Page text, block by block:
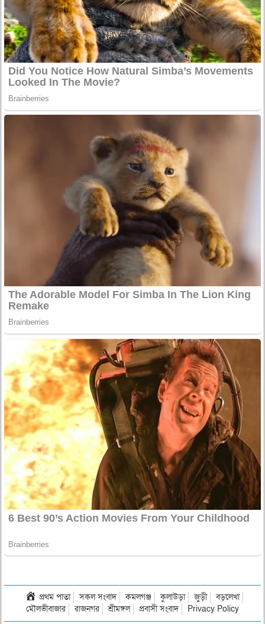
প্রথম পাতা সকল সংবাদ কমলগঞ্জ কুলাউড়া জুড়ী
বড়লেখা
মৌলভীবাজার
রাজনগর শ্রীমঙ্গল প্রবাসী সংবাদ Privacy Policy